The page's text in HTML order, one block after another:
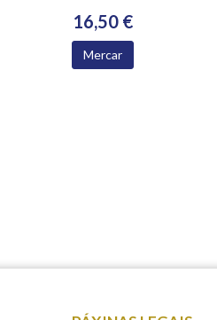
16,50 €
Mercar